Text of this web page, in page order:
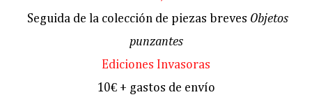
Seguida de la colección de piezas breves Objetos
punzantes
Ediciones Invasoras
10€ + gastos de envío